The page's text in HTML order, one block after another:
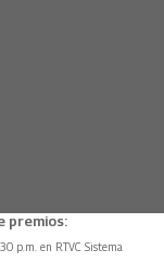
premios:
p.m. en RTVC Sistema